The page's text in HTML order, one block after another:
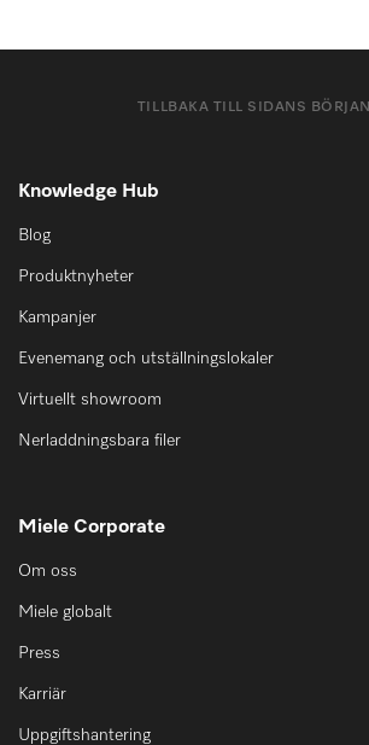
TILLBAKA TILL SIDANS BÖRJAN
Knowledge Hub
Blog
Produktnyheter
Kampanjer
Evenemang och utställningslokaler
Virtuellt showroom
Nerladdningsbara filer
Miele Corporate
Om oss
Miele globalt
Press
Karriär
Uppgiftshantering